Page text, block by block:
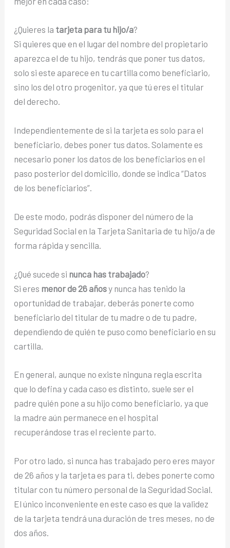
¿Quieres la tarjeta para tu hijo/a?
Si quieres que en el lugar del nombre del propietario
aparezca el de tu hijo, tendrás que poner tus datos,
solo si este aparece en tu cartilla como beneficiario,
sino los del otro progenitor, ya que tú eres el titular
del derecho.
Independientemente de si la tarjeta es solo para el
beneficiario, debes poner tus datos. Solamente es
necesario poner los datos de los beneficiarios en el
paso posterior del domicilio, donde se indica “Datos
de los beneficiarios”.
De este modo, podrás disponer del número de la
Seguridad Social en la Tarjeta Sanitaria de tu hijo/a de
forma rápida y sencilla.
¿Qué sucede si nunca has trabajado?
Si eres menor de 26 añosy nunca has tenido la
oportunidad de trabajar, deberás ponerte como
beneficiario del titular de tu madre o de tu padre,
dependiendo de quién te puso como beneficiario en su
cartilla.
En general, aunque no existe ninguna regla escrita
que lo defina y cada caso es distinto, suele ser el
padre quién pone a su hijo como beneficiario, ya que
la madre aún permanece en el hospital
recuperándose tras el reciente parto.
Por otro lado, si nunca has trabajado pero eres mayor
de 26 años y la tarjeta es para ti, debes ponerte como
titular con tu número personal de la Seguridad Social.
El único inconveniente en este caso es que la validez
de la tarjeta tendrá una duración de tres meses, no de
dos años.